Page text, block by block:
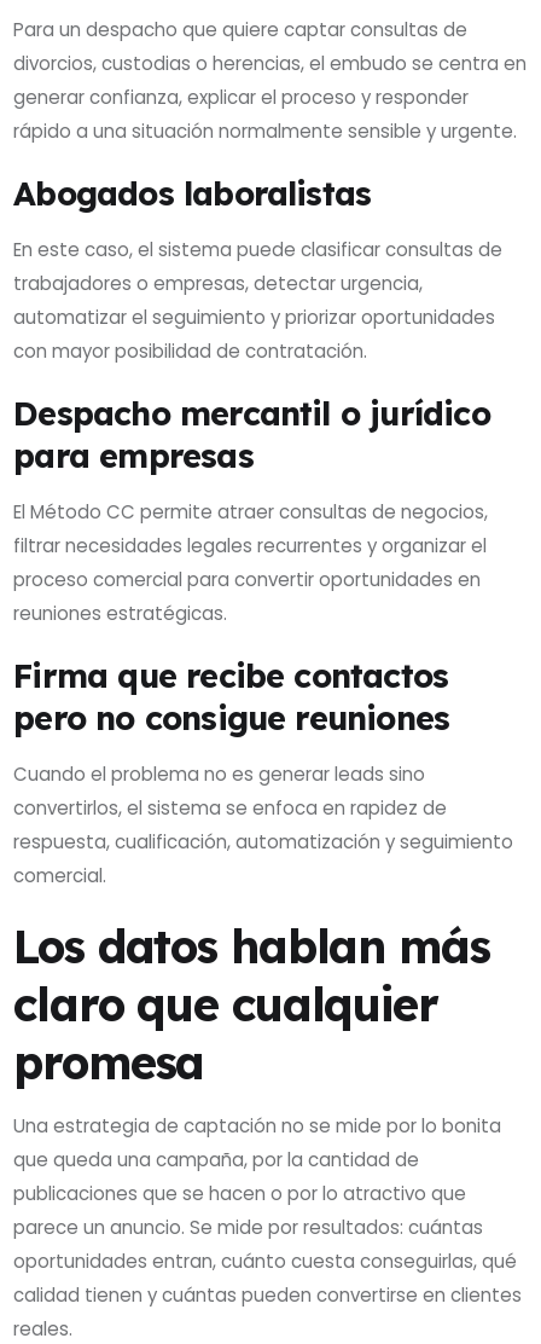
Para un despacho que quiere captar consultas de
divorcios, custodias o herencias, el embudo se centra en
generar confianza, explicar el proceso y responder
rápido a una situación normalmente sensible y urgente.
Abogados laboralistas
En este caso, el sistema puede clasificar consultas de
trabajadores o empresas, detectar urgencia,
automatizar el seguimiento y priorizar oportunidades
con mayor posibilidad de contratación.
Despacho mercantil o jurídico
para empresas
El Método CC permite atraer consultas de negocios,
filtrar necesidades legales recurrentes y organizar el
proceso comercial para convertir oportunidades en
reuniones estratégicas.
Firma que recibe contactos
pero no consigue reuniones
Cuando el problema no es generar leads sino
convertirlos, el sistema se enfoca en rapidez de
respuesta, cualificación, automatización y seguimiento
comercial.
Los datos hablan más
claro que cualquier
promesa
Una estrategia de captación no se mide por lo bonita
que queda una campaña, por la cantidad de
publicaciones que se hacen o por lo atractivo que
parece un anuncio. Se mide por resultados: cuántas
oportunidades entran, cuánto cuesta conseguirlas, qué
calidad tienen y cuántas pueden convertirse en clientes
reales.